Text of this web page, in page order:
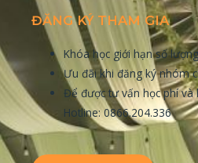
ĐĂNG KÝ THAM GIA
Khóa học giới hạn số
Ưu đãi khi đăng ký nhóm
Để được tư vấn học phí và
Hotline: 0866.204.336